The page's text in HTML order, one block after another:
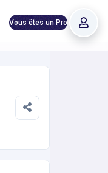
Vous êtes un Pro